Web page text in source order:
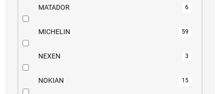
MATADOR 6
MICHELIN 59
NEXEN 3
NOKIAN 15